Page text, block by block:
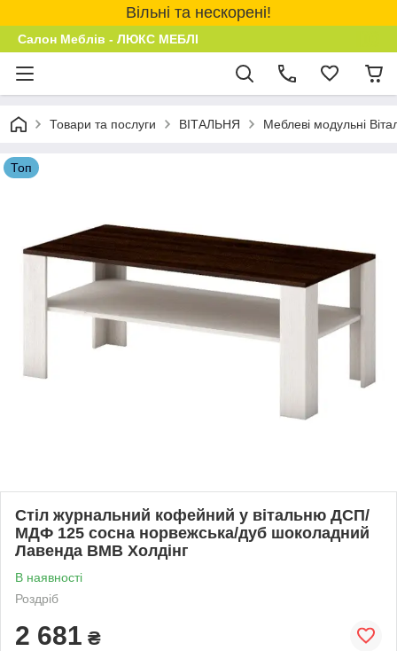
Вільні та нескорені!
Салон Меблів - ЛЮКС МЕБЛІ
Товари та послуги ВІТАЛЬНЯ Меблеві модульні
Топ
Стіл журнальний кофейний у вітальню ДСП/
МДФ 125 сосна норвежська/дуб шоколадний
Лавенда ВМВ Холдінг
В наявності
Роздріб
2 681 ₴